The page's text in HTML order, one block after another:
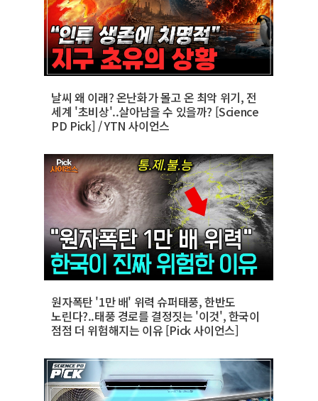
날씨 왜 이래? 온난화가 몰고 온 최악 위기, 전
세계 '초비상'..살아남을 수 있을까? [Science
PD Pick] / YTN 사이언스
원자폭탄 '1만 배' 위력 슈퍼태풍, 한반도
노린다?..태풍 경로를 결정짓는 '이것', 한국이
점점 더 위험해지는 이유 [Pick 사이언스]